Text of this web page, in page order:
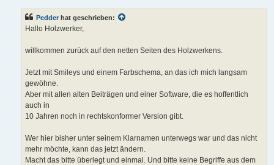
Pedder hat geschrieben:
Hallo Holzwerker,
willkommen zurück auf den netten Seiten des Holzwerkens.
Jetzt mit Smileys und einem Farbschema, an das ich mich langsam
gewöhne.
Aber mit allen alten Beiträgen und einer Software, die es hoffentlich
auch in
10 Jahren noch in rechtskonformer Version gibt.
Wer hier bisher unter seinem Klarnamen unterwegs war und das nicht
mehr möchte, kann das jetzt ändern.
Macht das bitte überlegt und einmal. Und bitte keine Begriffe aus dem